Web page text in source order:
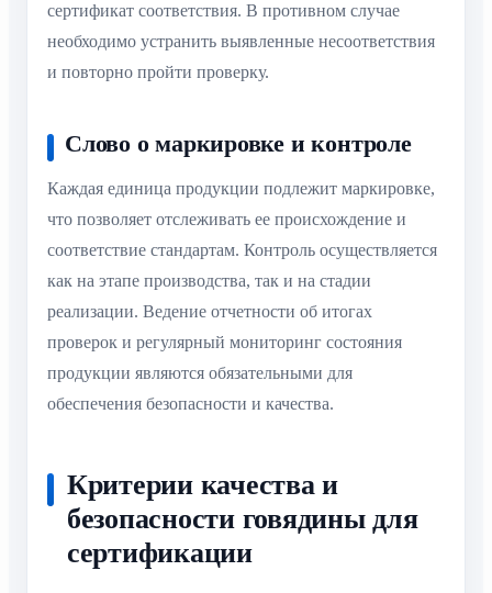
сертификат соответствия. В противном случае
необходимо устранить выявленные несоответствия
и повторно пройти проверку.
Слово о маркировке и контроле
Каждая единица продукции подлежит маркировке,
что позволяет отслеживать ее происхождение и
соответствие стандартам. Контроль осуществляется
как на этапе производства, так и на стадии
реализации. Ведение отчетности об итогах
проверок и регулярный мониторинг состояния
продукции являются обязательными для
обеспечения безопасности и качества.
Критерии качества и
безопасности говядины для
сертификации